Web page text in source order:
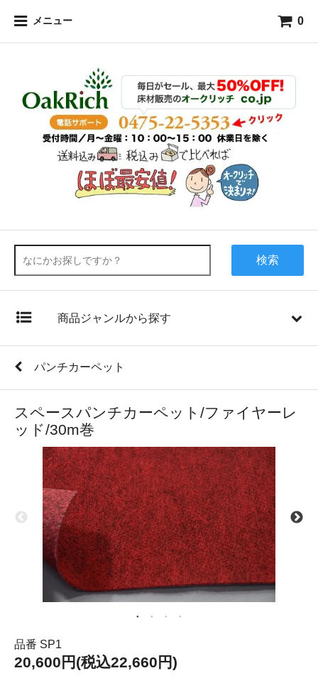
メニュー 0
検索
商品ジャンルから探す
パンチカーペット
スペースパンチカーペット/ファイヤーレ
ッド/30m巻
品番 SP1
20,600円(税込22,660円)